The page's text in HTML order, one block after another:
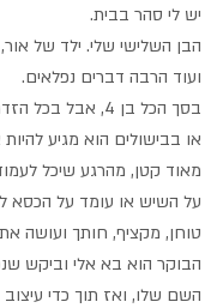
יש לי סהר בבית.
הבן השלישי שלי. ילד של
ועוד הרבה דברים נפלאים.
בסך הכל בן 4, אבל
או בבישולים הוא מגיע
מאוד קטן, מהרגע שיכל
על השיש או עומד על הכסא
טוחן, מקציף, חותך ועושה
הבוקר הוא בא אלי וביקש
השם שלו, ואז תוך כדי עיצוב